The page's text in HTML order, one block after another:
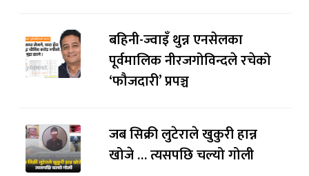
बहिनी-ज्वाइँ थुन्न एनसेलका
पूर्वमालिक नीरजगोविन्दले रचेको
‘फौजदारी’ प्रपञ्च
जब सिक्री लुटेराले खुकुरी हान्न
खोजे … त्यसपछि चल्यो गोली